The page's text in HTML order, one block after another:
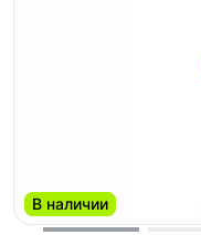
В наличии